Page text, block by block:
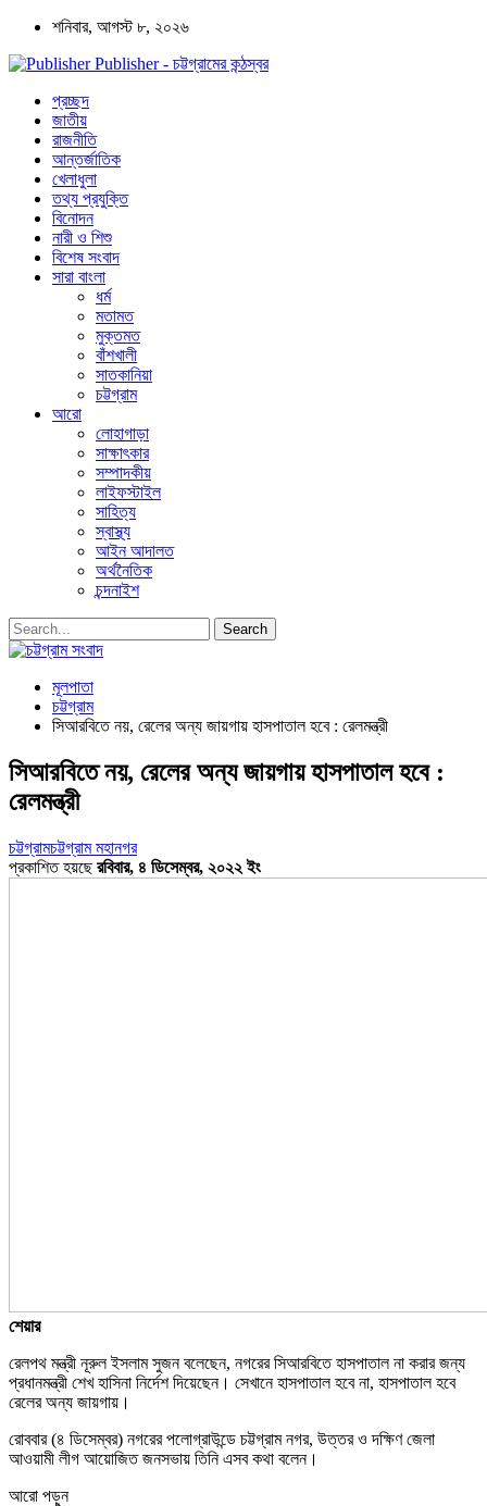
শনিবার, আগস্ট ৮, ২০২৬
Publisher - চট্টগ্রামের কন্ঠস্বর
প্রচ্ছদ
জাতীয়
রাজনীতি
আন্তর্জাতিক
খেলাধুলা
তথ্য প্রযুক্তি
বিনোদন
নারী ও শিশু
বিশেষ সংবাদ
সারা বাংলা
ধর্ম
মতামত
মুক্তমত
বাঁশখালী
সাতকানিয়া
চট্টগ্রাম
আরো
লোহাগাড়া
সাক্ষাৎকার
সম্পাদকীয়
লাইফস্টাইল
সাহিত্য
স্বাস্থ্য
আইন আদালত
অর্থনৈতিক
চন্দনাইশ
মূলপাতা
চট্টগ্রাম
সিআরবিতে নয়, রেলের অন্য জায়গায় হাসপাতাল হবে : রেলমন্ত্রী
সিআরবিতে নয়, রেলের অন্য জায়গায় হাসপাতাল হবে :
রেলমন্ত্রী
চট্টগ্রামচট্টগ্রাম মহানগর
প্রকাশিত হয়ছেরবিবার, ৪ ডিসেম্বর, ২০২২ ইং
শেয়ার
রেলপথ মন্ত্রী নূরুল ইসলাম সুজন বলেছেন, নগরের সিআরবিতে হাসপাতাল না করার জন্য
প্রধানমন্ত্রী শেখ হাসিনা নির্দেশ দিয়েছেন। সেখানে হাসপাতাল হবে না, হাসপাতাল হবে
রেলের অন্য জায়গায়।
রোববার (৪ ডিসেম্বর) নগরের পলোগ্রাউন্ডে চট্টগ্রাম নগর, উত্তর ও দক্ষিণ জেলা
আওয়ামী লীগ আয়োজিত জনসভায় তিনি এসব কথা বলেন।
আরো পড়ুন